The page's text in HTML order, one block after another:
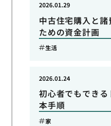
中古住宅購入と
ための資金計画
2026.01.29
生活
初心者でもでき
本手順
2026.01.24
家